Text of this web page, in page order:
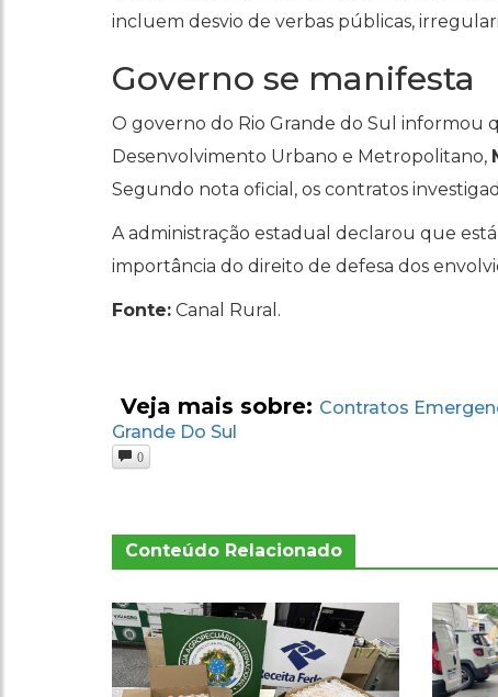
incluem desvio de verbas públicas,
Governo se manifesta
O governo do Rio Grande do Sul informou
Desenvolvimento Urbano e Metropolitano,
Segundo nota oficial, os contratos
A administração estadual declarou que
importância do direito de defesa dos
Fonte: Canal Rural.
Veja mais sobre: Contratos
Grande Do Sul
0
Conteúdo Relacionado